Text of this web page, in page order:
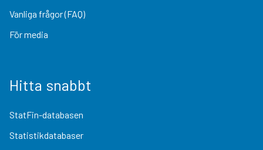
Vanliga frågor (FAQ)
För media
Hitta snabbt
StatFin-databasen
Statistikdatabaser